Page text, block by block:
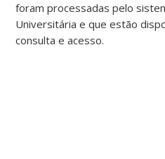
foram processadas pelo
Universitária e que estão
consulta e acesso.